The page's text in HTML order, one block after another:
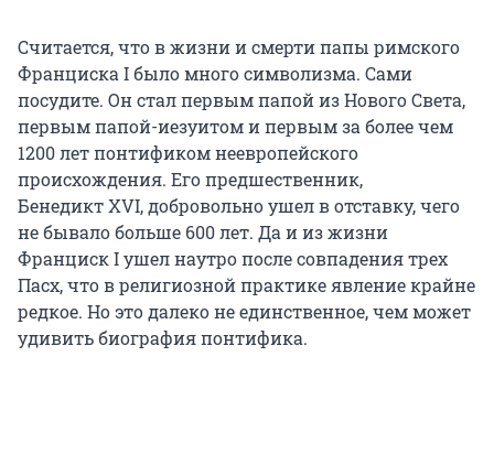
Считается, что в жизни и смерти папы римского
Франциска I было много символизма. Сами
посудите. Он стал первым папой из Нового Света,
первым папой-иезуитом и первым за более чем
1200 летпонтификом неевропейского
происхождения. Его предшественник,
Бенедикт XVI, добровольно ушел в отставку, чего
не бывало больше 600 лет. Да и из жизни
Франциск Iушел наутро после совпадения трех
Пасх, что в религиозной практике явление крайне
редкое. Но это далеко не единственное, чем может
удивить биография понтифика.